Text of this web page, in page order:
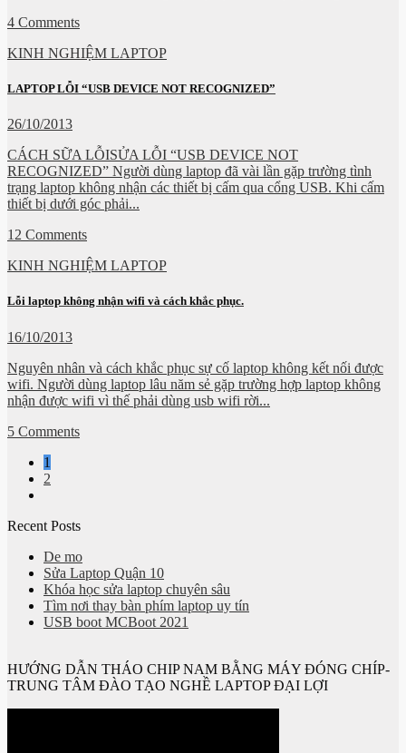
4 Comments
KINH NGHIỆM LAPTOP
LAPTOP LỖI “USB DEVICE NOT RECOGNIZED”
26/10/2013
CÁCH SỮA LỖISỬA LỖI “USB DEVICE NOT
RECOGNIZED” Người dùng laptop đã vài lần gặp trường tình
trạng laptop không nhận các thiết bị cấm qua cổng USB. Khi cấm
thiết bị dưới góc phải...
12 Comments
KINH NGHIỆM LAPTOP
Lỗi laptop không nhận wifi và cách khắc phục.
16/10/2013
Nguyên nhân và cách khắc phục sự cố laptop không kết nối được
wifi. Người dùng laptop lâu năm sẻ gặp trường hợp laptop không
nhận được wifi vì thế phải dùng usb wifi rời...
5 Comments
1
2
Recent Posts
De mo
Sửa Laptop Quận 10
Khóa học sửa laptop chuyên sâu
Tìm nơi thay bàn phím laptop uy tín
USB boot MCBoot 2021
HƯỚNG DẪN THÁO CHIP NAM BẰNG MÁY ĐÓNG CHÍP-
TRUNG TÂM ĐÀO TẠO NGHỀ LAPTOP ĐẠI LỢI